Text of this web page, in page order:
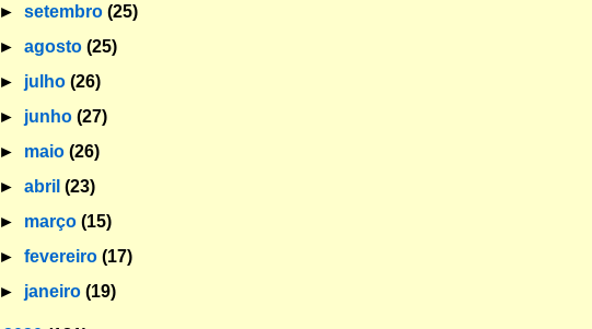
►setembro(25)
►agosto(25)
► julho(26)
► junho(27)
► maio(26)
►abril(23)
► março(15)
►fevereiro(17)
► janeiro(19)